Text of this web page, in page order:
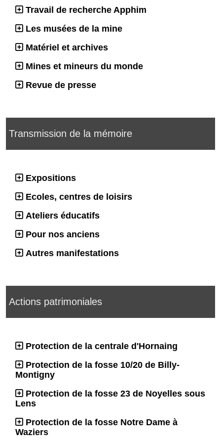
Travail de recherche Apphim
Les musées de la mine
Matériel et archives
Mines et mineurs du monde
Revue de presse
Transmission de la mémoire
Expositions
Ecoles, centres de loisirs
Ateliers éducatifs
Pour nos anciens
Autres manifestations
Actions patrimoniales
Protection de la centrale d'Hornaing
Protection de la fosse 10/20 de Billy-
Montigny
Protection de la fosse 23 de Noyelles sous
Lens
Protection de la fosse Notre Dame à
Waziers